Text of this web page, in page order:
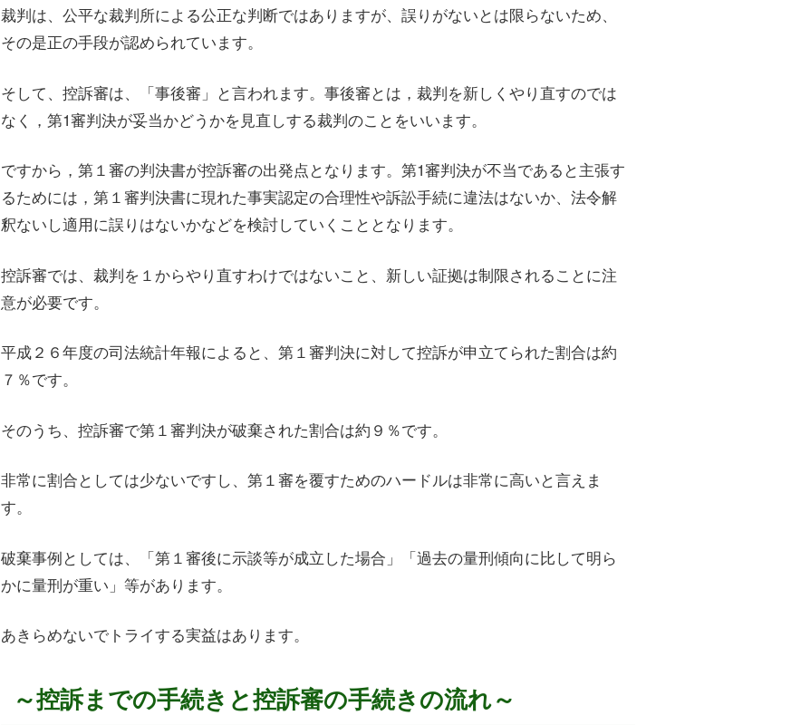
裁判は、公平な裁判所による公正な判断ではありますが、誤りがないとは限らないため、
その是正の手段が認められています。
そして、控訴審は、「事後審」と言われます。事後審とは，裁判を新しくやり直すのでは
なく，第1審判決が妥当かどうかを見直しする裁判のことをいいます。
ですから，第１審の判決書が控訴審の出発点となります。第1審判決が不当であると主張す
るためには，第１審判決書に現れた事実認定の合理性や訴訟手続に違法はないか、法令解
釈ないし適用に誤りはないかなどを検討していくこととなります。
控訴審では、裁判を１からやり直すわけではないこと、新しい証拠は制限されることに注
意が必要です。
平成２６年度の司法統計年報によると、第１審判決に対して控訴が申立てられた割合は約
７％です。
そのうち、控訴審で第１審判決が破棄された割合は約９％です。
非常に割合としては少ないですし、第１審を覆すためのハードルは非常に高いと言えま
す。
破棄事例としては、「第１審後に示談等が成立した場合」「過去の量刑傾向に比して明ら
かに量刑が重い」等があります。
あきらめないでトライする実益はあります。
～控訴までの手続きと控訴審の手続きの流れ～